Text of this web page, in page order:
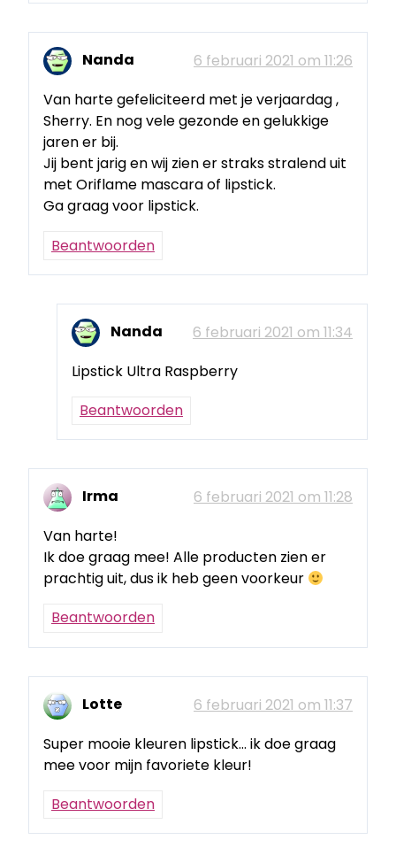
Nanda
6 februari 2021 om 11:26
Van harte gefeliciteerd met je verjaardag ,
Sherry. En nog vele gezonde en gelukkige
jaren er bij.
Jij bent jarig en wij zien er straks stralend uit
met Oriflame mascara of lipstick.
Ga graag voor lipstick.
Beantwoorden
Nanda
6 februari 2021 om 11:34
Lipstick Ultra Raspberry
Beantwoorden
Irma
6 februari 2021 om 11:28
Van harte!
Ik doe graag mee! Alle producten zien er
prachtig uit, dus ik heb geen voorkeur
Beantwoorden
Lotte
6 februari 2021 om 11:37
Super mooie kleuren lipstick… ik doe graag
mee voor mijn favoriete kleur!
Beantwoorden